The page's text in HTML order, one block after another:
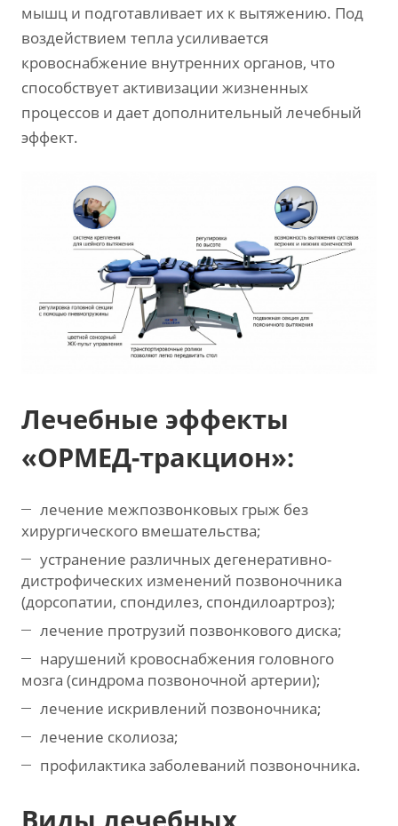
мышц и подготавливает их к вытяжению. Под
воздействием тепла усиливается
кровоснабжение внутренних органов, что
способствует активизации жизненных
процессов и дает дополнительный лечебный
эффект.
Лечебные эффекты
«ОРМЕД-тракцион»:
лечение межпозвонковых грыж без
хирургического вмешательства;
устранение различных дегенеративно-
дистрофических изменений позвоночника
(дорсопатии, спондилез, спондилоартроз);
лечение протрузий позвонкового диска;
нарушений кровоснабжения головного
мозга (синдрома позвоночной артерии);
лечение искривлений позвоночника;
лечение сколиоза;
профилактика заболеваний позвоночника.